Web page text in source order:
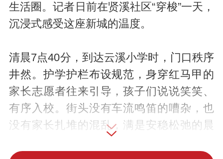
生活圈。记者日前在贤溪社区“穿梭”一天，
沉浸式感受这座新城的温度。
清晨7点40分，到达云溪小学时，门口秩序
井然。护学护栏布设规范，身穿红马甲的
家长志愿者往来引导，孩子们说说笑笑、
有序入校。街头没有车流鸣笛的嘈杂，也
没有家长扎堆的混乱，满是安稳松弛的晨